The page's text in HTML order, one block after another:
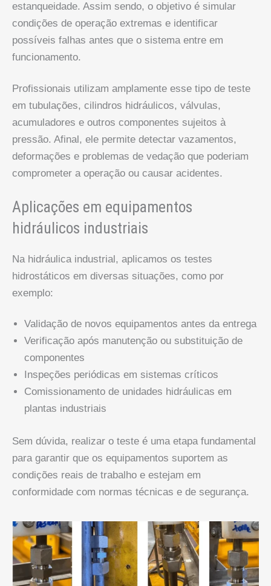
estanqueidade. Assim sendo, o objetivo é simular
condições de operação extremas e identificar
possíveis falhas antes que o sistema entre em
funcionamento.
Profissionais utilizam amplamente esse tipo de teste
em tubulações, cilindros hidráulicos, válvulas,
acumuladores e outros componentes sujeitos à
pressão. Afinal, ele permite detectar vazamentos,
deformações e problemas de vedação que poderiam
comprometer a operação ou causar acidentes.
Aplicações em equipamentos
hidráulicos industriais
Na hidráulica industrial, aplicamos os testes
hidrostáticos em diversas situações, como por
exemplo:
Validação de novos equipamentos antes da entrega
Verificação após manutenção ou substituição de
componentes
Inspeções periódicas em sistemas críticos
Comissionamento de unidades hidráulicas em
plantas industriais
Sem dúvida, realizar o teste é uma etapa fundamental
para garantir que os equipamentos suportem as
condições reais de trabalho e estejam em
conformidade com normas técnicas e de segurança.